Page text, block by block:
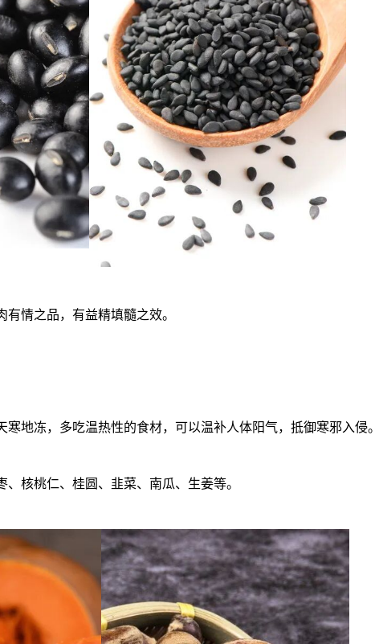
情之品，有益精填髓之效。
地冻，多吃温热性的食材，可以温补人体阳气，抵御寒邪入侵。
核桃仁、桂圆、韭菜、南瓜、生姜等。